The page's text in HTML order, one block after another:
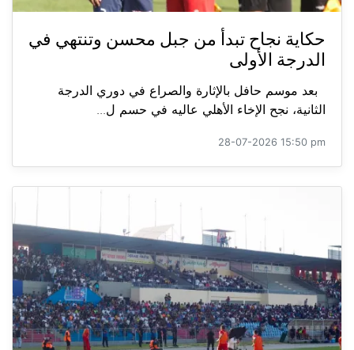
حكاية نجاح تبدأ من جبل محسن وتنتهي في
الدرجة الأولى
بعد موسم حافل بالإثارة والصراع في دوري الدرجة
الثانية، نجح الإخاء الأهلي عاليه في حسم ل...
28-07-2026 15:50 pm